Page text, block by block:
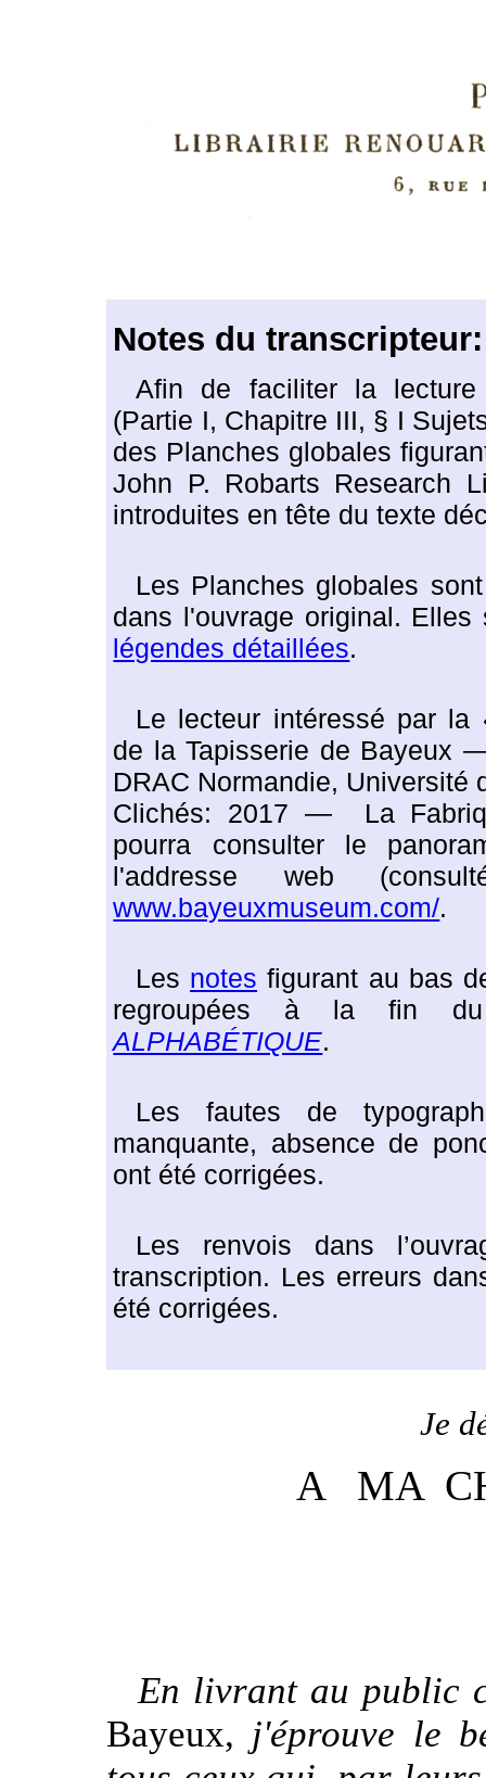
Notes du transcripteur:
Afin de faciliter la
(Partie I, Chapitre III, § I
des Planches globales
John P. Robarts Research
introduites en tête du texte
Les Planches globales
dans l'ouvrage original.
légendes détaillées.
Le lecteur intéressé par la
de la Tapisserie de Bayeux
DRAC Normandie, Université
Clichés: 2017 — La
pourra consulter le
l'addresse web
www.bayeuxmuseum.com/.
Les notes figurant au bas
regroupées à la fin
ALPHABÉTIQUE.
Les fautes de
manquante, absence de
ont été corrigées.
Les renvois dans
transcription. Les erreurs
été corrigées.
Je
A MA
En livrant au public
Bayeux, j'éprouve le